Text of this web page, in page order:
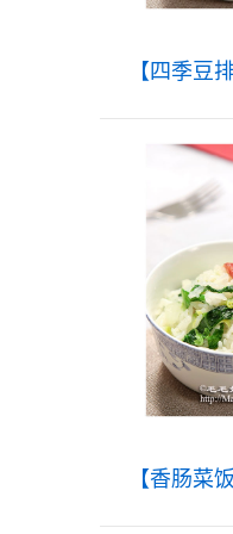
【四季豆
【香肠菜